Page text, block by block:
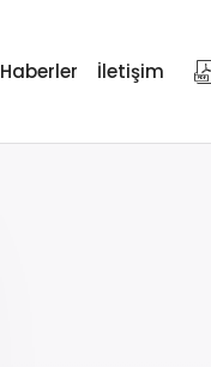
Haberler İletişim